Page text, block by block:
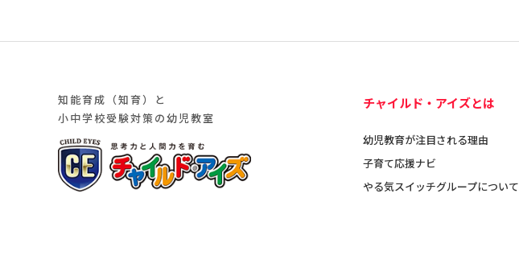
知能育成（知育）と
小中学校受験対策の幼児教室
チャイルド・アイズとは
幼児教育が注目される理由
子育て応援ナビ
やる気スイッチグループについて